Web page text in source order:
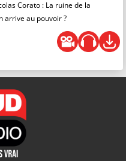
Corato : La ruine de la
arrive au pouvoir ?